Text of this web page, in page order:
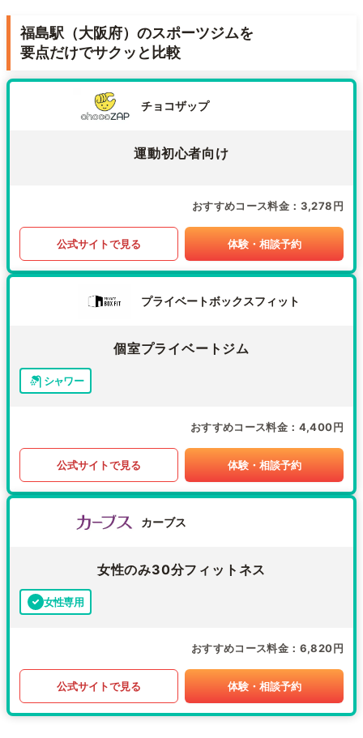
福島駅（大阪府）のスポーツジムを
要点だけでサクッと比較
チョコザップ
運動初心者向け
おすすめコース料金 3,278円
公式サイトで見る 体験・相談予約
プライベートボックスフィット
個室プライベートジム
シャワー
おすすめコース料金 4,400円
公式サイトで見る 体験・相談予約
カーブス
女性のみ30分フィットネス
女性専用
おすすめコース料金 6,820円
公式サイトで見る 体験・相談予約